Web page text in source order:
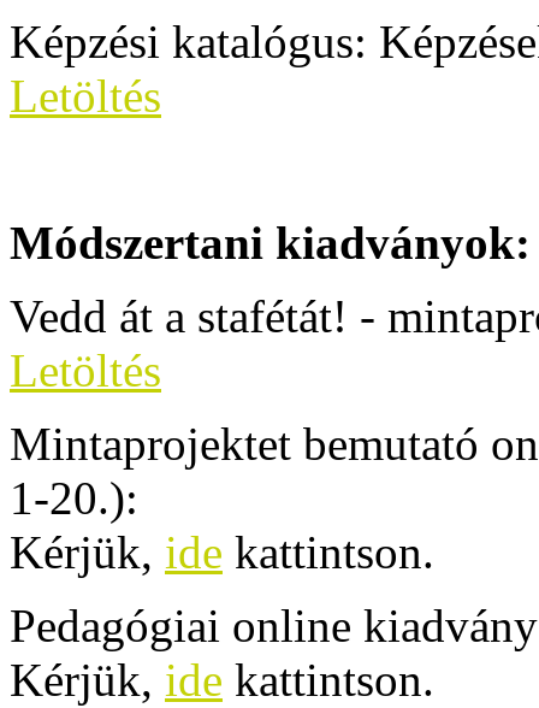
Képzési katalógus:
Letöltés
Módszertani kiadványok:
Vedd át a stafétát! -
Letöltés
Mintaprojektet bemutató
1-20.):
Kérjük, ide kattintson.
Pedagógiai online
Kérjük, ide kattintson.